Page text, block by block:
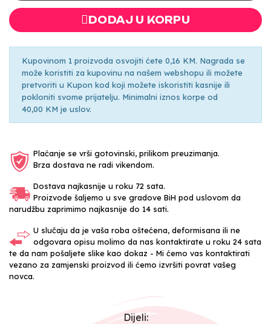
DODAJ U KORPU
Kupovinom 1 proizvoda osvojiti ćete 0,16 KM. Nagrada se
može koristiti za kupovinu na našem webshopu ili možete
pretvoriti u Kupon kod koji možete iskoristiti kasnije ili
pokloniti svome prijatelju. Minimalni iznos korpe od
40,00 KM je uslov.
Plaćanje se vrši gotovinski, prilikom preuzimanja.
Brza dostava ne radi vikendom.
Dostava najkasnije u roku 72 sata.
Proizvode šaljemo u sve gradove BiH pod uslovom da
narudžbu zaprimimo najkasnije do 14 sati.
U slučaju da je vaša roba oštećena, deformisana ili ne
odgovara opisu molimo da nas kontaktirate u roku 24 sata
te da nam pošaljete slike kao dokaz - Mi ćemo vas kontaktirati
vezano za zamjenski proizvod ili ćemo izvršiti povrat vašeg
novca.
Dijeli: